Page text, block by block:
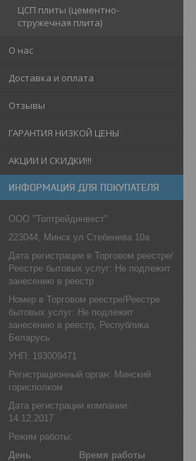
ЦСП плиты (цементно-
стружечная плита)
О нас
Доставка и оплата
Отзывы
ГАРАНТИЯ НИЗКОЙ ЦЕНЫ
АКЦИИ И СКИДКИ!!!
ИНФОРМАЦИЯ ДЛЯ ПОКУПАТЕЛЯ
ООО "Топтрейдинвест"
223044, Минск ул Стебенева 10а
Дата регистрации в Торговом реестре/
Реестре бытовых услуг: Не подлежит
занесению в реестр
Номер в Торговом реестре/Реестре
бытовых услуг: Не подлежит
занесению в реестр, Республика
Беларусь
УНП: 193009471
Регистрационный орган: Минский
горисполком
Дата регистрации компании:
14.12.2017
Режим работы:
День
Время работы